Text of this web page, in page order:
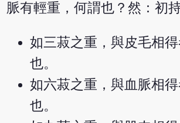
脈有輕重，何謂也？然：初持
如三菽之重，與皮毛相
也。
如六菽之重，與血脈相
也。